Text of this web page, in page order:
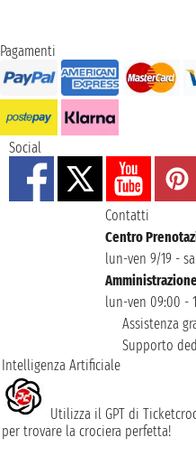
Pagamenti
Social
Contatti
Centro
lun-ven 9/19 -
lun-ven 09:00 -
Assistenza
Supporto
Intelligenza Artificiale
Utilizza il GPT di
per trovare la crociera perfetta!